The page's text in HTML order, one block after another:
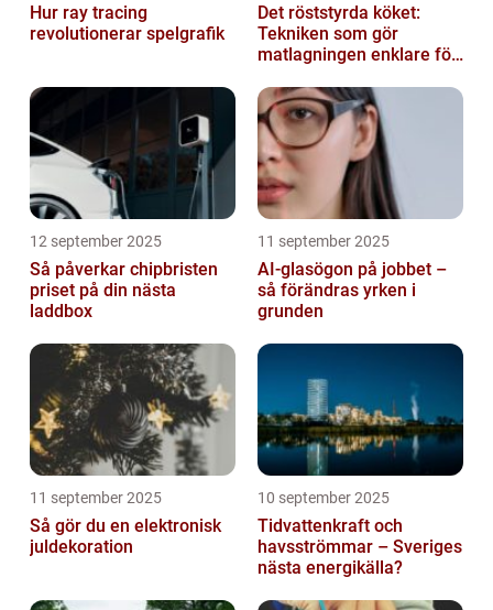
Hur ray tracing
revolutionerar spelgrafik
Det röststyrda köket:
Tekniken som gör
matlagningen enklare för
12 september 2025
Så påverkar chipbristen
priset på din nästa
laddbox
11 september 2025
AI-glasögon på jobbet –
så förändras yrken i
grunden
11 september 2025
Så gör du en elektronisk
juldekoration
10 september 2025
Tidvattenkraft och
havsströmmar – Sveriges
nästa energikälla?